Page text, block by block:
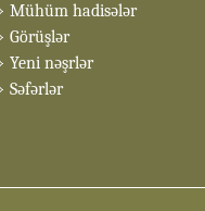
Mühüm hadisələr
Görüşlər
Yeni nəşrlər
Səfərlər